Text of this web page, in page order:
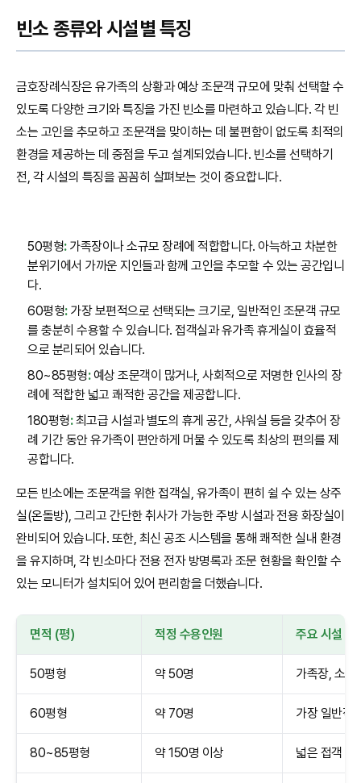
빈소 종류와 시설별 특징
금호장례식장은 유가족의 상황과 예상 조문객 규모에 맞춰 선택할 수
있도록 다양한 크기와 특징을 가진 빈소를 마련하고 있습니다. 각 빈
소는 고인을 추모하고 조문객을 맞이하는 데 불편함이 없도록 최적의
환경을 제공하는 데 중점을 두고 설계되었습니다. 빈소를 선택하기
전, 각 시설의 특징을 꼼꼼히 살펴보는 것이 중요합니다.
50평형:가족장이나 소규모 장례에 적합합니다. 아늑하고 차분한
분위기에서 가까운 지인들과 함께 고인을 추모할 수 있는 공간입니
다.
60평형:가장 보편적으로 선택되는 크기로, 일반적인 조문객 규모
를 충분히 수용할 수 있습니다. 접객실과 유가족 휴게실이 효율적
으로 분리되어 있습니다.
80~85평형:예상 조문객이 많거나, 사회적으로 저명한 인사의 장
례에 적합한 넓고 쾌적한 공간을 제공합니다.
180평형:최고급 시설과 별도의 휴게 공간, 샤워실 등을 갖추어 장
례 기간 동안 유가족이 편안하게 머물 수 있도록 최상의 편의를 제
공합니다.
모든 빈소에는 조문객을 위한 접객실, 유가족이 편히 쉴 수 있는 상주
실(온돌방), 그리고 간단한 취사가 가능한 주방 시설과 전용 화장실이
완비되어 있습니다. 또한, 최신 공조 시스템을 통해 쾌적한 실내 환경
을 유지하며, 각 빈소마다 전용 전자 방명록과 조문 현황을 확인할 수
있는 모니터가 설치되어 있어 편리함을 더했습니다.
면적 (평) 적정 수용인원 주요 시설 특
50평형 약 50명 가족장, 소규
60평형 약 70명 가장 일반적
80~85평형 약 150명 이상 넓은 접객 공